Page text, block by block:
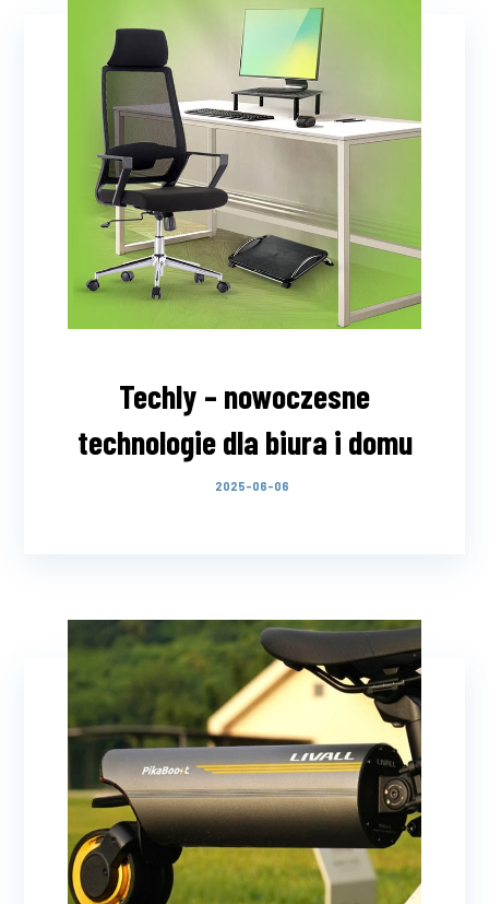
Techly – nowoczesne
technologie dla biura i domu
2025-06-06